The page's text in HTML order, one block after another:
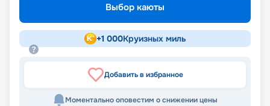
Выбор каюты
+1 000Круизных миль
Добавить в избранное
Моментально оповестим о снижении цены